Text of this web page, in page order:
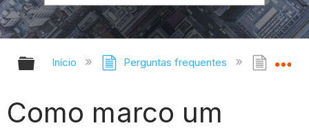
Expandir/recolher hierarquia
Início Perguntas frequentes
Como marco um